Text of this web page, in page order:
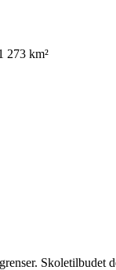
273 km²
Skoletilbudet